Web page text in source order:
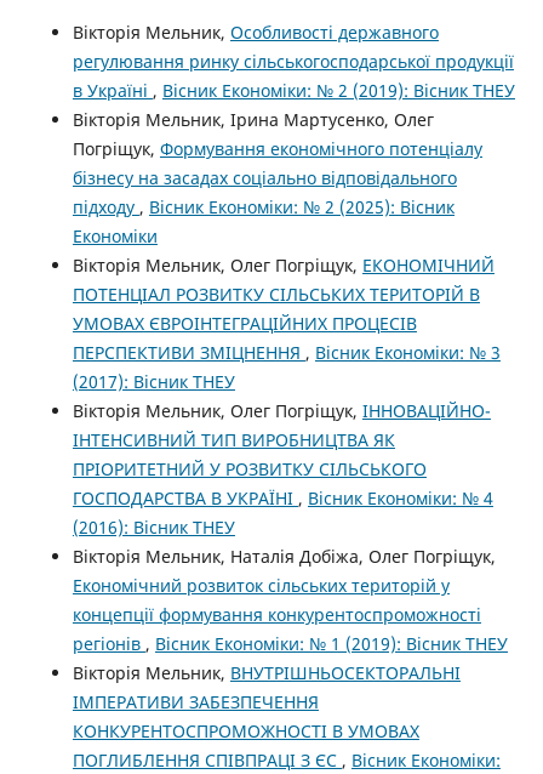
Вікторія Мельник, Особливості державного
регулювання ринку сільськогосподарської продукції
в Україні , Вісник Економіки: № 2 (2019): Вісник ТНЕУ
Вікторія Мельник, Ірина Мартусенко, Олег
Погріщук, Формування економічного потенціалу
бізнесу на засадах соціально відповідального
підходу , Вісник Економіки: № 2 (2025): Вісник
Економіки
Вікторія Мельник, Олег Погріщук, ЕКОНОМІЧНИЙ
ПОТЕНЦІАЛ РОЗВИТКУ СІЛЬСЬКИХ ТЕРИТОРІЙ В
УМОВАХ ЄВРОІНТЕГРАЦІЙНИХ ПРОЦЕСІВ
ПЕРСПЕКТИВИ ЗМІЦНЕННЯ , Вісник Економіки: № 3
(2017): Вісник ТНЕУ
Вікторія Мельник, Олег Погріщук, ІННОВАЦІЙНО-
ІНТЕНСИВНИЙ ТИП ВИРОБНИЦТВА ЯК
ПРІОРИТЕТНИЙ У РОЗВИТКУ СІЛЬСЬКОГО
ГОСПОДАРСТВА В УКРАЇНІ , Вісник Економіки: № 4
(2016): Вісник ТНЕУ
Вікторія Мельник, Наталія Добіжа, Олег Погріщук,
Економічний розвиток сільських територій у
концепції формування конкурентоспроможності
регіонів , Вісник Економіки: № 1 (2019): Вісник ТНЕУ
Вікторія Мельник, ВНУТРІШНЬОСЕКТОРАЛЬНІ
ІМПЕРАТИВИ ЗАБЕЗПЕЧЕННЯ
КОНКУРЕНТОСПРОМОЖНОСТІ В УМОВАХ
ПОГЛИБЛЕННЯ СПІВПРАЦІ З ЄС , Вісник Економіки: